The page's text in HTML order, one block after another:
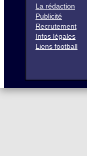
La rédaction
Publicité
Recrutement
Infos légales
Liens football